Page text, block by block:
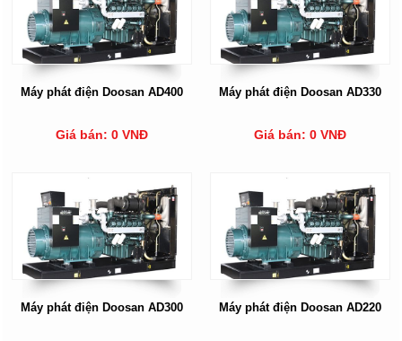
Máy phát điện Doosan AD400
Giá bán: 0 VNĐ
Máy phát điện Doosan AD330
Giá bán: 0 VNĐ
Máy phát điện Doosan AD300 Máy phát điện Doosan AD220